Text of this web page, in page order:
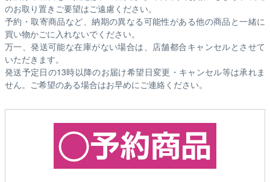
のお取り置きご要望はご遠慮ください。
予約・取寄商品など、納期の異なる可能性がある他の商品と一緒に
買い物かごに入れないでください。
万一、発送可能な在庫がない場合は、店舗都合キャンセルとさせて
いただきます。
発送予定日の13時以降のお届け希望日変更・キャンセル等は承れま
せん。ご希望のある場合はお早めにご連絡ください。